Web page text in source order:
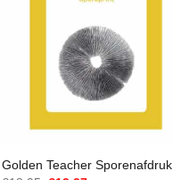
Golden Teacher Sporenafdruk